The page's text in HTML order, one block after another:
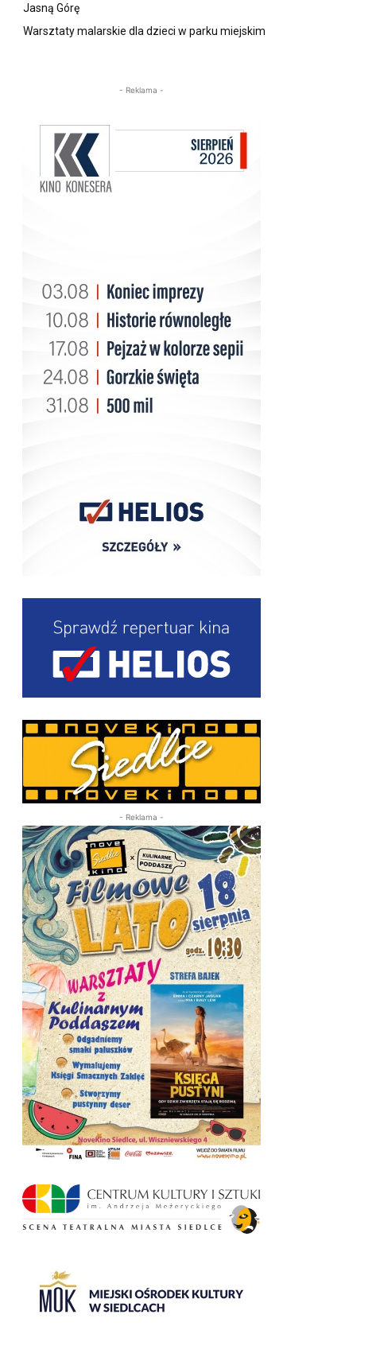
Jasną Górę
Warsztaty malarskie dla dzieci w parku miejskim
- Reklama -
- Reklama -